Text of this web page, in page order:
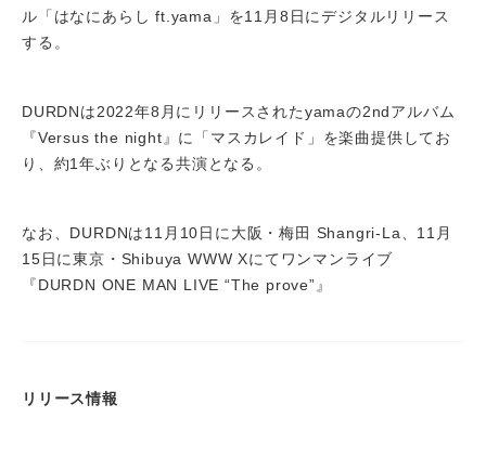
ル「はなにあらし ft.yama」を11月8日にデジタルリリース
する。
DURDNは2022年8月にリリースされたyamaの2ndアルバム
『Versus the night』に「マスカレイド」を楽曲提供してお
り、約1年ぶりとなる共演となる。
なお、DURDNは11月10日に大阪・梅田 Shangri-La、11月
15日に東京・Shibuya WWW Xにてワンマンライブ
『DURDN ONE MAN LIVE “The prove”』
リリース情報